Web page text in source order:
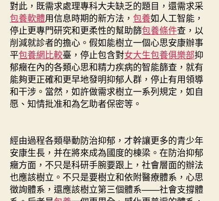
對此，既需求處理專科大夫缺乏的題目，還需求采
包養軟體用信息時期的新方法， 包養如人工智能，
停止更專門研究和更柔性的幫助篩包養條件查，以
削減就診者的擔心。假如能樹立一個心思安康辦事
平包養網比較臺，停止包含對女大生包養俱樂部抑
郁癥在內的各類心思和精力疾病的智能篩查，就有
能夠更正確和更早地發明抑郁人群，停止有用領導
和干涉。當然，如許做需求樹立一系列規定，如自
愿、知情批准和為乞助者保密等。
經由過程各類舉動防治抑郁，才幹讓更多的青少年
安康生長，并在將來成為國度的棟梁。在防治抑郁
癥方面，不只是科研手腕要跟上，社會層面的辦法
也應該樹立。不只是要樹立和依附醫療體系，心思
徵詢體系，還應該樹立第三個體系——社會支撐體